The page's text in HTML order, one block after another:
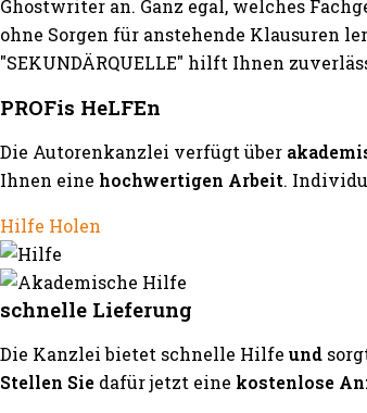
Ghostwriter an. Ganz egal, welches
ohne Sorgen für anstehende Klausuren
"SEKUNDÄRQUELLE" hilft Ihnen
PROFis HeLFEn
Die Autorenkanzlei verfügt über
Ihnen eine hochwertigen Arbeit.
Hilfe Holen
schnelle Lieferung
Die Kanzlei bietet schnelle Hilfe und
Stellen Sie dafür jetzt eine kostenlose